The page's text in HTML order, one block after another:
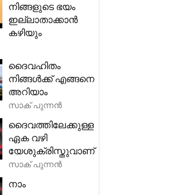
നിങ്ങളുടെ ഭയം
ഇല്ലാതാക്കാൻ
കഴിയും
ദൈവഹിതം
നിങ്ങൾക്ക് എങ്ങനെ
അറിയാം
സാക് പുന്നൻ
ദൈവത്തിലേക്കുള്ള
ഏക വഴി
യേശുക്രിസ്തുവാണ്
സാക് പുന്നൻ
നാം